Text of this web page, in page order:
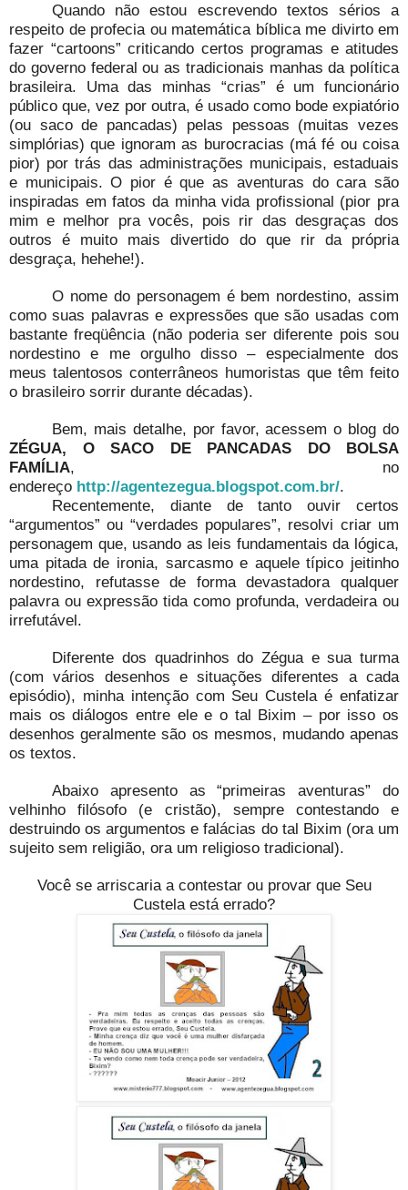
Quando não estou escrevendo textos sérios a
respeito de profecia ou matemática bíblica me divirto em
fazer “cartoons” criticando certos programas e atitudes
do governo federal ou as tradicionais manhas da política
brasileira. Uma das minhas “crias” é um funcionário
público que, vez por outra, é usado como bode expiatório
(ou saco de pancadas) pelas pessoas (muitas vezes
simplórias) que ignoram as burocracias (má fé ou coisa
pior) por trás das administrações municipais, estaduais
e municipais. O pior é que as aventuras do cara são
inspiradas em fatos da minha vida profissional (pior pra
mim e melhor pra vocês, pois rir das desgraças dos
outros é muito mais divertido do que rir da própria
desgraça, hehehe!).
O nome do personagem é bem nordestino, assim
como suas palavras e expressões que são usadas com
bastante freqüência (não poderia ser diferente pois sou
nordestino e me orgulho disso – especialmente dos
meus talentosos conterrâneos humoristas que têm feito
o brasileiro sorrir durante décadas).
Bem, mais detalhe, por favor, acessem o blog do
ZÉGUA, O SACO DE PANCADAS DO BOLSA
FAMÍLIA, no
endereço http://agentezegua.blogspot.com.br/.
Recentemente, diante de tanto ouvir certos
“argumentos” ou “verdades populares”, resolvi criar um
personagem que, usando as leis fundamentais da lógica,
uma pitada de ironia, sarcasmo e aquele típico jeitinho
nordestino, refutasse de forma devastadora qualquer
palavra ou expressão tida como profunda, verdadeira ou
irrefutável.
Diferente dos quadrinhos do Zégua e sua turma
(com vários desenhos e situações diferentes a cada
episódio), minha intenção com Seu Custela é enfatizar
mais os diálogos entre ele e o tal Bixim – por isso os
desenhos geralmente são os mesmos, mudando apenas
os textos.
Abaixo apresento as “primeiras aventuras” do
velhinho filósofo (e cristão), sempre contestando e
destruindo os argumentos e falácias do tal Bixim (ora um
sujeito sem religião, ora um religioso tradicional).
Você se arriscaria a contestar ou provar que Seu
Custela está errado?